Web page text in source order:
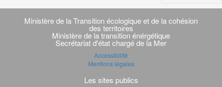
Navigation
transverse
Ministère de la Transition écologique et de la cohésion
des territoires
Ministère de la transition énérgétique
Secrétariat d'état chargé de la Mer
Accessibilité
Mentions légales
Les sites publics